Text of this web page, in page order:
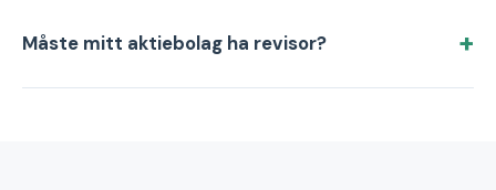
Måste mitt aktiebolag ha revisor?